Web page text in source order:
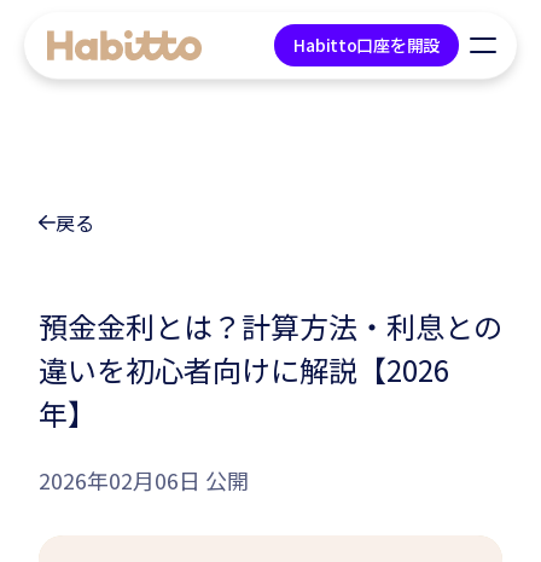
Habitto口座を開設
マネープラン相談
会社情報
戻る
預金金利とは？計算方法・利息との
違いを初心者向けに解説【2026
年】
2026年02月06日 公開